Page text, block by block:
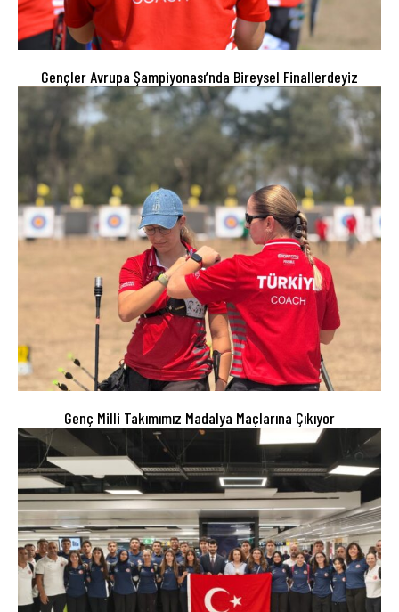
Gençler Avrupa Şampiyonası’nda Bireysel Finallerdeyiz
Genç Milli Takımımız Madalya Maçlarına Çıkıyor